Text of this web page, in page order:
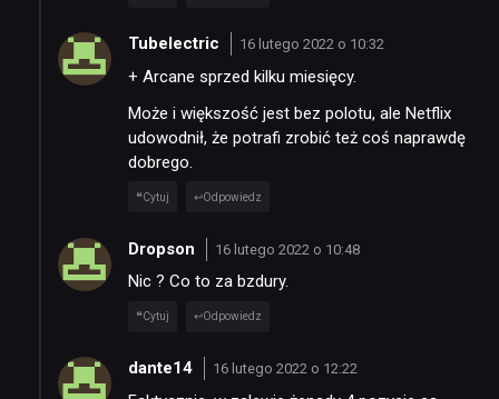
Tubelectric 16 lutego 2022 o 10:32
+ Arcane sprzed kilku miesięcy.
Może i większość jest bez polotu, ale Netflix
udowodnił, że potrafi zrobić też coś naprawdę
dobrego.
Cytuj Odpowiedz
Dropson 16 lutego 2022 o 10:48
Nic ? Co to za bzdury.
Cytuj Odpowiedz
dante14 16 lutego 2022 o 12:22